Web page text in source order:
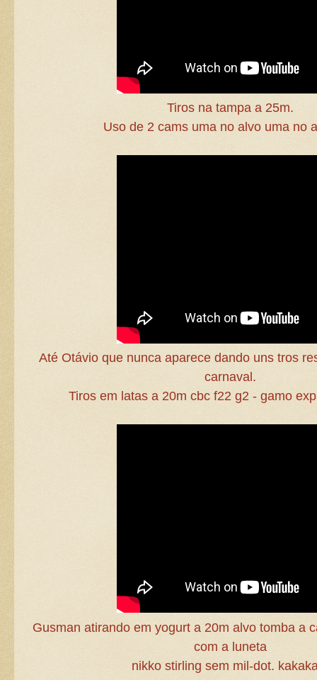
Tiros na tampa a 25m.
Uso de 2 cams uma no alvo uma no
Até Otávio que nunca aparece dando uns tros
carnaval.
Tiros em latas a 20m cbc f22 g2 - gamo
Gusman atirando em yogurt a 20m alvo tomba a
com a luneta
nikko stirling sem mil-dot.